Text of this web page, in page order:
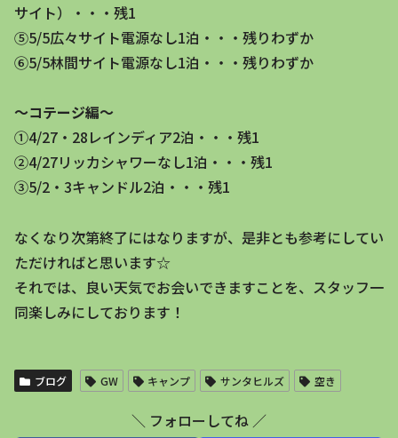
サイト）・・・残1
⑤5/5広々サイト電源なし1泊・・・残りわずか
⑥5/5林間サイト電源なし1泊・・・残りわずか
～コテージ編～
①4/27・28レインディア2泊・・・残1
②4/27リッカシャワーなし1泊・・・残1
③5/2・3キャンドル2泊・・・残1
なくなり次第終了にはなりますが、是非とも参考にしてい
ただければと思います☆
それでは、良い天気でお会いできますことを、スタッフ一
同楽しみにしております！
ブログ GW キャンプ サンタヒルズ 空き
＼ フォローしてね ／